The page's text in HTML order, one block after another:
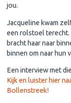
jou.
Jacqueline kwam
een rolstoel terecht.
bracht haar naar
binnen om naar hun
Een interview met
Kijk en luister hier
Bollenstreek!